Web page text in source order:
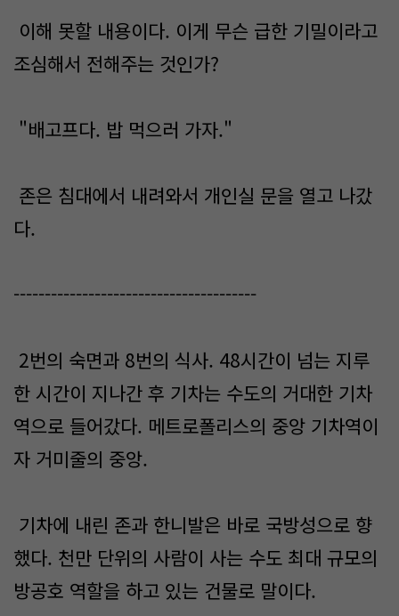
이해 못할 내용이다. 이게 무슨 급한 기밀이라고
조심해서 전해주는 것인가?
"배고프다. 밥 먹으러 가자."
존은 침대에서 내려와서 개인실 문을 열고 나갔
다.
---------------------------------------
2번의 숙면과 8번의 식사. 48시간이 넘는 지루
한 시간이 지나간 후 기차는 수도의 거대한 기차
역으로 들어갔다. 메트로폴리스의 중앙 기차역이
자 거미줄의 중앙.
기차에 내린 존과 한니발은 바로 국방성으로 향
했다. 천만 단위의 사람이 사는 수도 최대 규모의
방공호 역할을 하고 있는 건물로 말이다.